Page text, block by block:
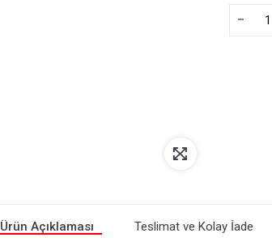
-
Ürün Açıklaması Teslimat ve Kolay İade